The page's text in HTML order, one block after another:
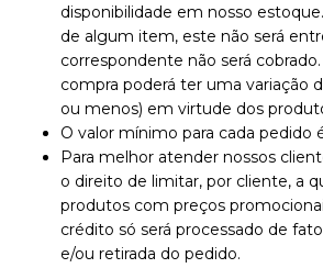
disponibilidade em nosso
de algum item, este não será
correspondente não será
compra poderá ter uma variação
ou menos) em virtude dos
O valor mínimo para cada pedido
Para melhor atender nossos
o direito de limitar, por cliente, a
produtos com preços
crédito só será processado de
e/ou retirada do pedido.